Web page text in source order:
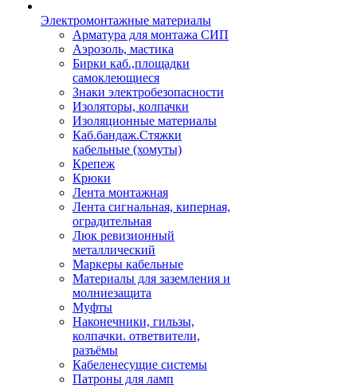
Электромонтажные материалы
Арматура для монтажа СИП
Аэрозоль, мастика
Бирки каб.,площадки
самоклеющиеся
Знаки электробезопасности
Изоляторы, колпачки
Изоляционные материалы
Каб.бандаж.Стяжки
кабельные (хомуты)
Крепеж
Крюки
Лента монтажная
Лента сигнальная, киперная,
оградительная
Люк ревизионный
металлический
Маркеры кабельные
Материалы для заземления и
молниезащита
Муфты
Наконечники, гильзы,
колпачки. ответвители,
разъёмы
Кабеленесущие системы
Патроны для ламп